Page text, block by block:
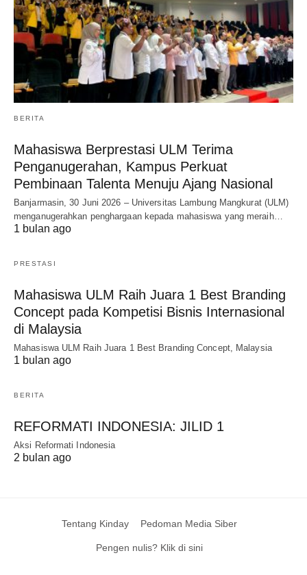
BERITA
Mahasiswa Berprestasi ULM Terima
Penganugerahan, Kampus Perkuat
Pembinaan Talenta Menuju Ajang Nasional
Banjarmasin, 30 Juni 2026 – Universitas Lambung Mangkurat (ULM)
menganugerahkan penghargaan kepada mahasiswa yang meraih…
1 bulan ago
PRESTASI
Mahasiswa ULM Raih Juara 1 Best Branding
Concept pada Kompetisi Bisnis Internasional
di Malaysia
Mahasiswa ULM Raih Juara 1 Best Branding Concept, Malaysia
1 bulan ago
BERITA
REFORMATI INDONESIA: JILID 1
Aksi Reformati Indonesia
2 bulan ago
Tentang Kinday Pedoman Media Siber
Pengen nulis? Klik di sini